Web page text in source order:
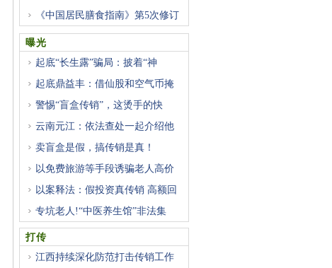
《中国居民膳食指南》第5次修订
曝光
起底“长生露”骗局：披着“神
起底鼎益丰：借仙股和空气币掩
警惕“盲盒传销”，这烫手的快
云南元江：依法查处一起介绍他
卖盲盒是假，搞传销是真！
以免费旅游等手段诱骗老人高价
以案释法：假投资真传销 高额回
专坑老人!“中医养生馆”非法集
打传
江西持续深化防范打击传销工作